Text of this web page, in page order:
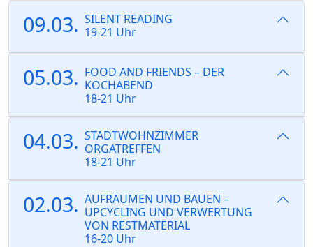
09.03. SILENT READING
19-21 Uhr
05.03. FOOD AND FRIENDS – DER
KOCHABEND
18-21 Uhr
04.03. STADTWOHNZIMMER
ORGATREFFEN
18-21 Uhr
02.03. AUFRÄUMEN UND BAUEN –
UPCYCLING UND VERWERTUNG
VON RESTMATERIAL
16-20 Uhr